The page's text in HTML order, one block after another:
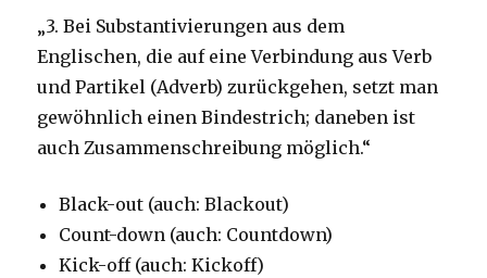
„3. Bei Substantivierungen aus dem
Englischen, die auf eine Verbindung aus Verb
und Partikel (Adverb) zurückgehen, setzt man
gewöhnlich einen Bindestrich; daneben ist
auch Zusammenschreibung möglich.“
Black-out (auch: Blackout)
Count-down (auch: Countdown)
Kick-off (auch: Kickoff)